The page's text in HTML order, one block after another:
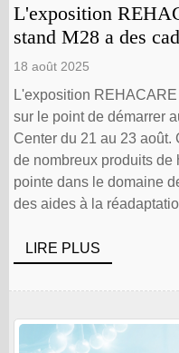
L'exposition
stand M28 a des
18 août 2025
L'exposition
sur le point de démarrer
Center du 21 au 23
de nombreux produits de
pointe dans le domaine
des aides à la
exposition, plusieurs [...]
LIRE PLUS